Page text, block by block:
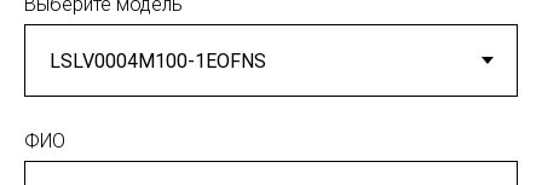
Выберите модель
ФИО